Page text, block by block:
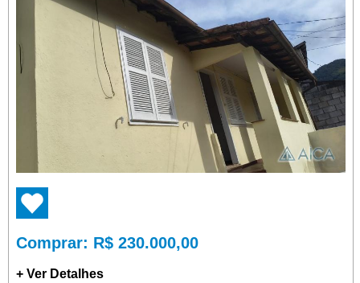
Comprar: R$ 230.000,00
+ Ver Detalhes